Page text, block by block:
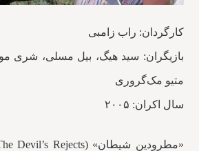
کارگردان: راب زامبی
بازیگران: سید هیگ، بیل مسلی، شری
متیو مک‌گروری
سال اکران: ۲۰۰۵